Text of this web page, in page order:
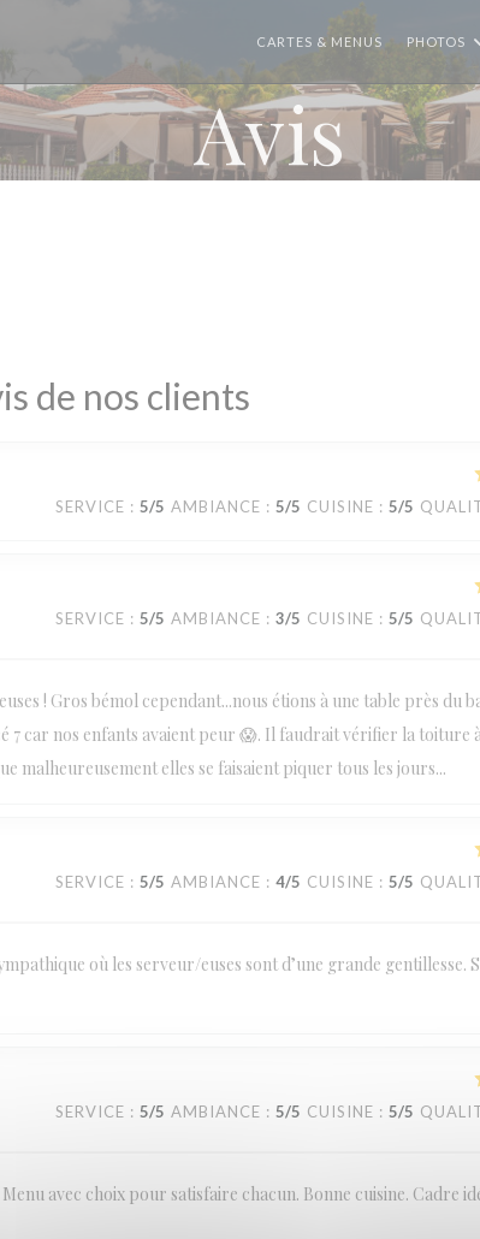
CARTES & MENUS PHOTOS
Avis
de nos clients
SERVICE : 5/5 AMBIANCE : 5/5 CUISINE : 5/5
SERVICE : 5/5 AMBIANCE : 3/5 CUISINE : 5/5
! Gros bémol cependant...nous étions à une table près du
7 car nos enfants avaient peur 😱. Il faudrait vérifier la toiture
malheureusement elles se faisaient piquer tous les jours...
SERVICE : 5/5 AMBIANCE : 4/5 CUISINE : 5/5
où les serveur/euses sont d’une grande gentillesse.
SERVICE : 5/5 AMBIANCE : 5/5 CUISINE : 5/5
avec choix pour satisfaire chacun. Bonne cuisine. Cadre